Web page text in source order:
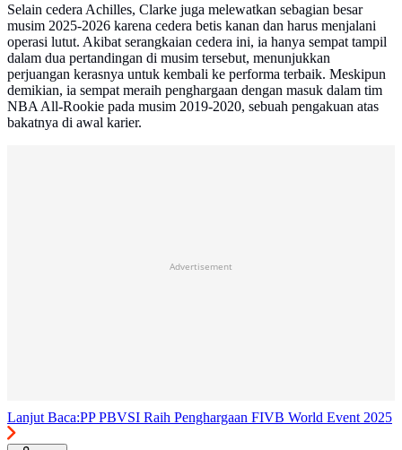
Selain cedera Achilles, Clarke juga melewatkan sebagian besar
musim 2025-2026 karena cedera betis kanan dan harus menjalani
operasi lutut. Akibat serangkaian cedera ini, ia hanya sempat tampil
dalam dua pertandingan di musim tersebut, menunjukkan
perjuangan kerasnya untuk kembali ke performa terbaik. Meskipun
demikian, ia sempat meraih penghargaan dengan masuk dalam tim
NBA All-Rookie pada musim 2019-2020, sebuah pengakuan atas
bakatnya di awal karier.
Advertisement
Lanjut Baca:PP PBVSI Raih Penghargaan FIVB World Event 2025